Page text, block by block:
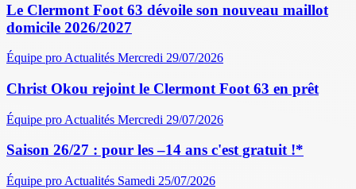
Le Clermont Foot 63 dévoile son nouveau maillot
domicile 2026/2027
Équipe pro Actualités Mercredi 29/07/2026
Christ Okou rejoint le Clermont Foot 63 en prêt
Équipe pro Actualités Mercredi 29/07/2026
Saison 26/27 : pour les –14 ans c'est gratuit !*
Équipe pro Actualités Samedi 25/07/2026